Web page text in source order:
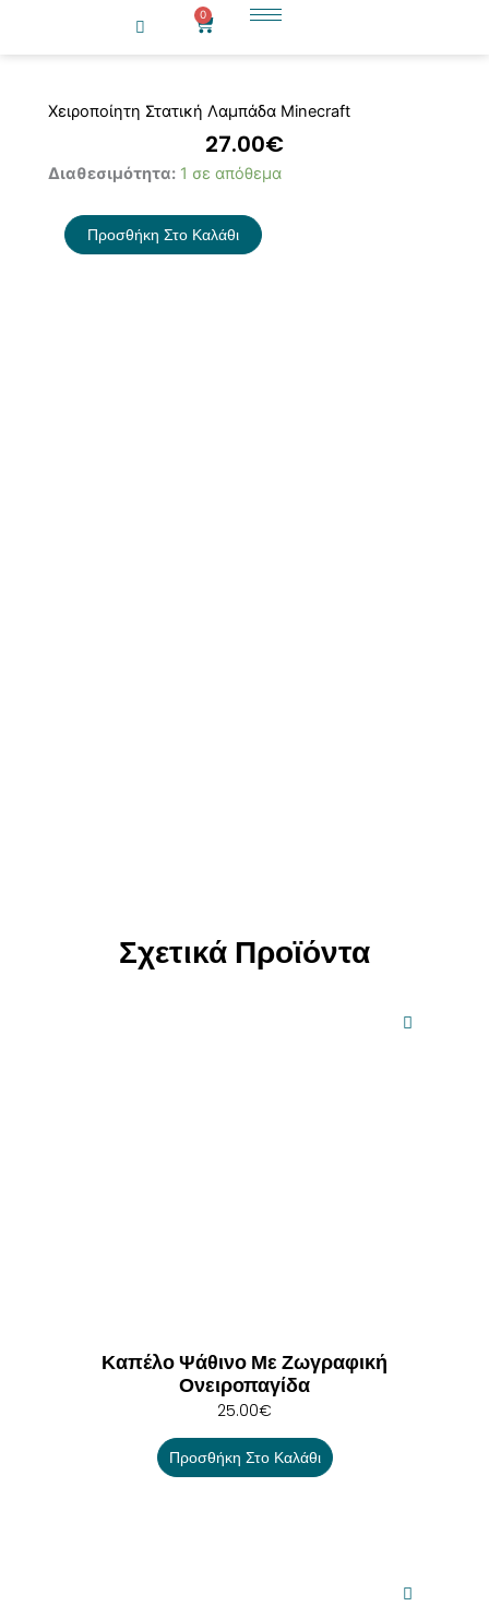
0
Cart
Χειροποίητη Στατική Λαμπάδα Minecraft
27.00€
Διαθεσιμότητα: 1 σε απόθεμα
Χειροποίητη
Λαμπάδα
Minecraft
ποσότητα
Προσθήκη Στο Καλάθι
Σχετικά Προϊόντα
Καπέλο Ψάθινο Με Ζωγραφική
Ονειροπαγίδα
25.00€
Προσθήκη Στο Καλάθι